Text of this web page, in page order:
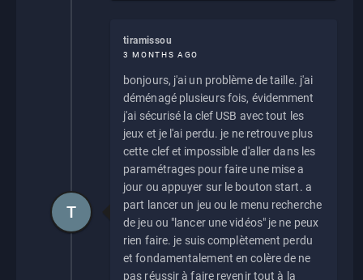
tiramissou
3 MONTHS AGO
bonjours, j'ai un problème de taille. j'ai
déménagé plusieurs fois, évidemment
j'ai sécurisé la clef USB avec tout les
jeux et je l'ai perdu. je ne retrouve plus
cette clef et impossible d'aller dans les
paramétrages pour faire une mise a
jour ou appuyer sur le bouton start. a
part lancer un jeu ou le menu recherche
de jeu ou "lancer une vidéos" je ne peux
rien faire. je suis complètement perdu
et fondamentalement en colère de ne
pas réussir à faire revenir tout à la
T